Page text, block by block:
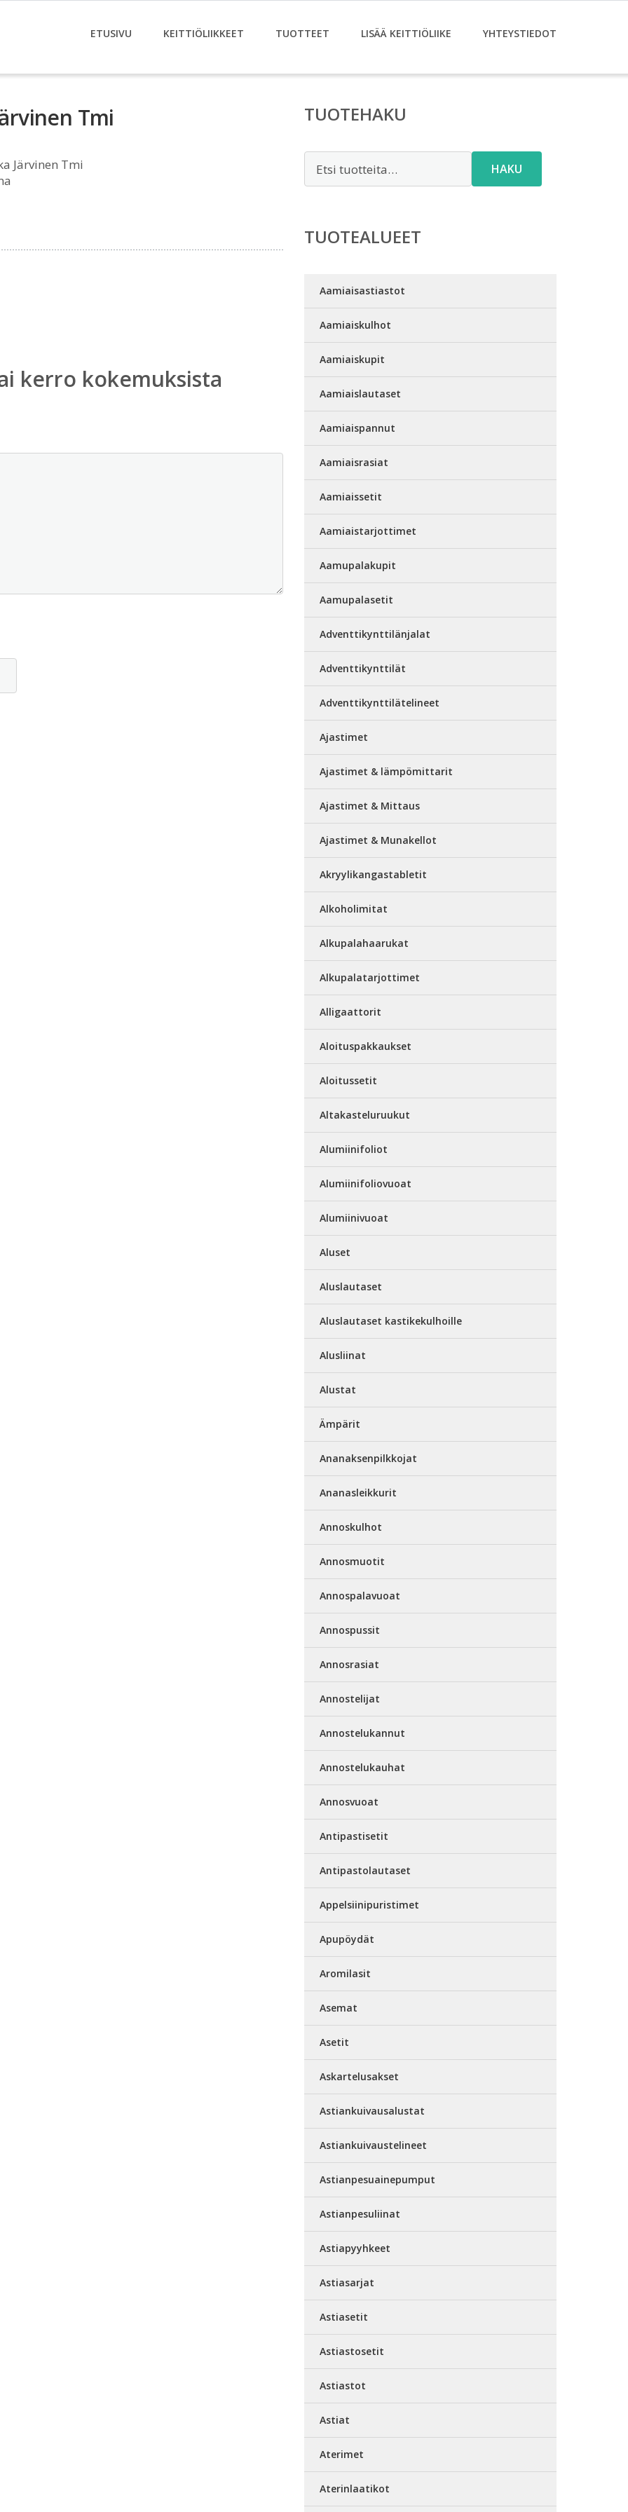
ETUSIVU KEITTIÖLIIKKEET TUOTTEET LISÄÄ KEITTIÖLIIKE YHTEYSTIEDOT
Tmi
Järvinen Tmi
kerro kokemuksista
TUOTEHAKU
HAKU
TUOTEALUEET
Aamiaisastiastot
Aamiaiskulhot
Aamiaiskupit
Aamiaislautaset
Aamiaispannut
Aamiaisrasiat
Aamiaissetit
Aamiaistarjottimet
Aamupalakupit
Aamupalasetit
Adventtikynttilänjalat
Adventtikynttilät
Adventtikynttilätelineet
Ajastimet
Ajastimet & lämpömittarit
Ajastimet & Mittaus
Ajastimet & Munakellot
Akryylikangastabletit
Alkoholimitat
Alkupalahaarukat
Alkupalatarjottimet
Alligaattorit
Aloituspakkaukset
Aloitussetit
Altakasteluruukut
Alumiinifoliot
Alumiinifoliovuoat
Alumiinivuoat
Aluset
Aluslautaset
Aluslautaset kastikekulhoille
Alusliinat
Alustat
Ämpärit
Ananaksenpilkkojat
Ananasleikkurit
Annoskulhot
Annosmuotit
Annospalavuoat
Annospussit
Annosrasiat
Annostelijat
Annostelukannut
Annostelukauhat
Annosvuoat
Antipastisetit
Antipastolautaset
Appelsiinipuristimet
Apupöydät
Aromilasit
Asemat
Asetit
Askartelusakset
Astiankuivausalustat
Astiankuivaustelineet
Astianpesuainepumput
Astianpesuliinat
Astiapyyhkeet
Astiasarjat
Astiasetit
Astiastosetit
Astiastot
Astiat
Aterimet
Aterinlaatikot